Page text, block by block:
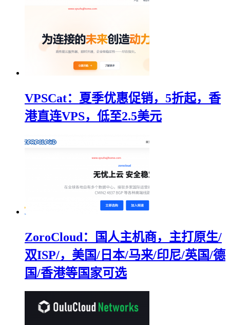
VPSCat：夏季优惠促销，5折起，香
港直连VPS，低至2.5美元
ZoroCloud：国人主机商，主打原生/
双ISP/，美国/日本/马来/印尼/英国/德
国/香港等国家可选